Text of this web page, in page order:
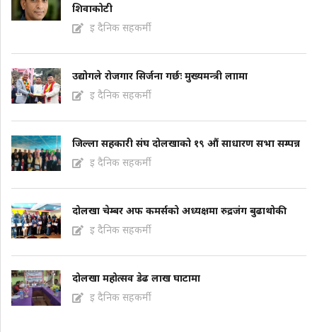
शिवाकोटी
इ दैनिक सहकर्मी
उद्योगले रोजगार सिर्जना गर्छः मुख्यमन्त्री लाामा
इ दैनिक सहकर्मी
जिल्ला सहकारी संघ दोलखाको १९ औं साधारण सभा सम्पन्न
इ दैनिक सहकर्मी
दोलखा चेम्बर अफ कमर्सको अध्यक्षमा रुद्रजंग बुढाथोकी
इ दैनिक सहकर्मी
दोलखा महोत्सव डेढ लाख घाटामा
इ दैनिक सहकर्मी